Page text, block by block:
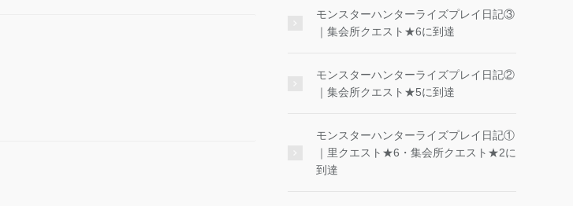
モンスターハンターライズプレイ日記③
｜集会所クエスト★6に到達
モンスターハンターライズプレイ日記②
｜集会所クエスト★5に到達
モンスターハンターライズプレイ日記①
｜里クエスト★6・集会所クエスト★2に
到達